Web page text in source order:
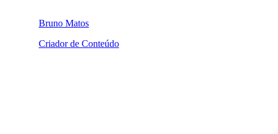
Bruno Matos
Criador de Conteúdo